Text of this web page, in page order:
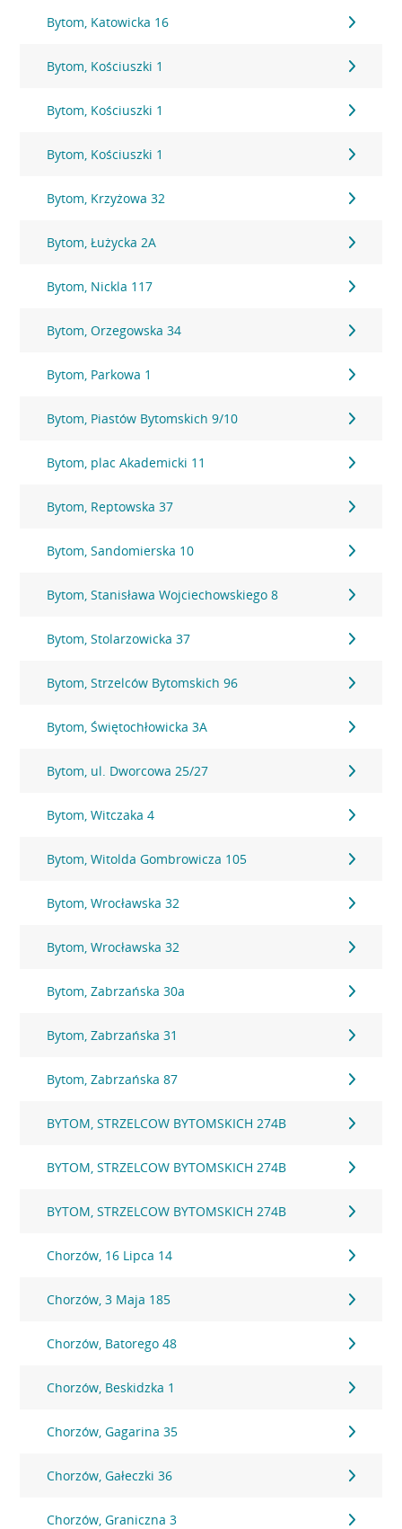
Bytom, Katowicka 16
Bytom, Kościuszki 1
Bytom, Kościuszki 1
Bytom, Kościuszki 1
Bytom, Krzyżowa 32
Bytom, Łużycka 2A
Bytom, Nickla 117
Bytom, Orzegowska 34
Bytom, Parkowa 1
Bytom, Piastów Bytomskich 9/10
Bytom, plac Akademicki 11
Bytom, Reptowska 37
Bytom, Sandomierska 10
Bytom, Stanisława Wojciechowskiego 8
Bytom, Stolarzowicka 37
Bytom, Strzelców Bytomskich 96
Bytom, Świętochłowicka 3A
Bytom, ul. Dworcowa 25/27
Bytom, Witczaka 4
Bytom, Witolda Gombrowicza 105
Bytom, Wrocławska 32
Bytom, Wrocławska 32
Bytom, Zabrzańska 30a
Bytom, Zabrzańska 31
Bytom, Zabrzańska 87
BYTOM, STRZELCOW BYTOMSKICH 274B
BYTOM, STRZELCOW BYTOMSKICH 274B
BYTOM, STRZELCOW BYTOMSKICH 274B
Chorzów, 16 Lipca 14
Chorzów, 3 Maja 185
Chorzów, Batorego 48
Chorzów, Beskidzka 1
Chorzów, Gagarina 35
Chorzów, Gałeczki 36
Chorzów, Graniczna 3